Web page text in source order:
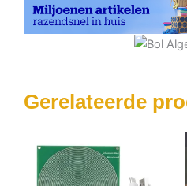
Gerelateerde